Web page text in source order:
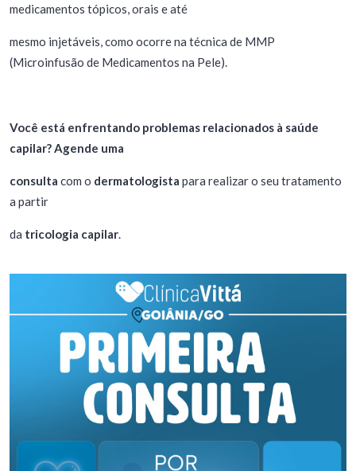
medicamentos tópicos, orais e até
mesmo injetáveis, como ocorre na técnica de MMP
(Microinfusão de Medicamentos na Pele).
Você está enfrentando problemas relacionados à saúde
capilar?Agende uma
consulta com o dermatologista para realizar o seu tratamento
a partir
da tricologia capilar.